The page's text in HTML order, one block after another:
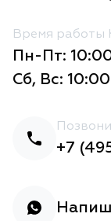
Время работы
Пн-Пт:
Сб, Вс:
+7